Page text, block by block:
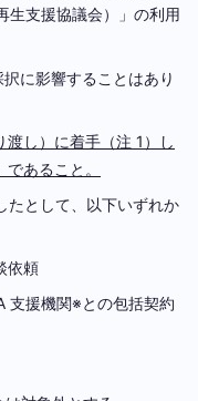
生支援協議会）」の利用
に影響することはあり
し）に着手（注 1）し
あること。
たとして、以下いずれか
依頼
支援機関※との包括契約